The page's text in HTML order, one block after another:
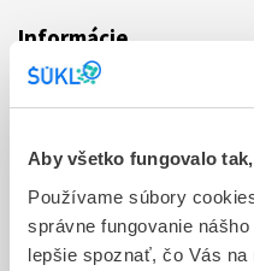
Aby všetko fungovalo
Používame súbory
správne fungovanie
lepšie spoznať, čo Vás
Informácie
Aktuality
Dotazník spokojnosti
Sťažnosti a petície
Poskytovanie informácií